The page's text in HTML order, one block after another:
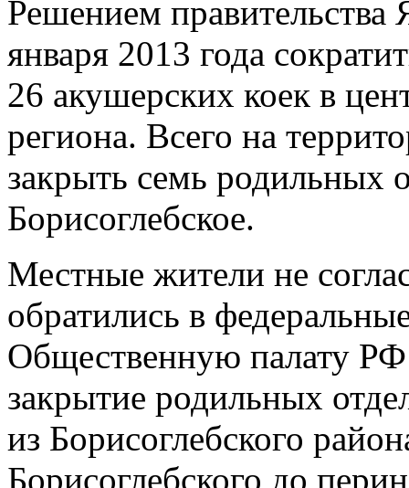
Решением правительства
января 2013 года
26 акушерских коек в
региона. Всего на
закрыть семь родильных
Борисоглебское.
Местные жители не
обратились в
Общественную палату РФ
закрытие родильных
из Борисоглебского
Борисоглебского до